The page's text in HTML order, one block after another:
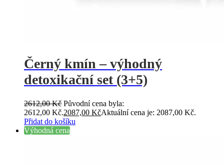
Černý kmín – výhodný
detoxikační set (3+5)
2612,00Kč Původní cena byla:
2612,00 Kč.2087,00 KčAktuální cena je: 2087,00 Kč.
Přidat do košíku
Výhodná cena